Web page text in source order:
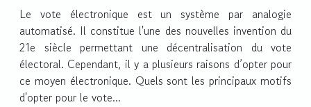
Le vote électronique est un système par analogie
automatisé. Il constitue l'une des nouvelles invention du
21e siècle permettant une décentralisation du vote
électoral. Cependant, il y a plusieurs raisons d’opter pour
ce moyen électronique. Quels sont les principaux motifs
d'opter pour le vote...